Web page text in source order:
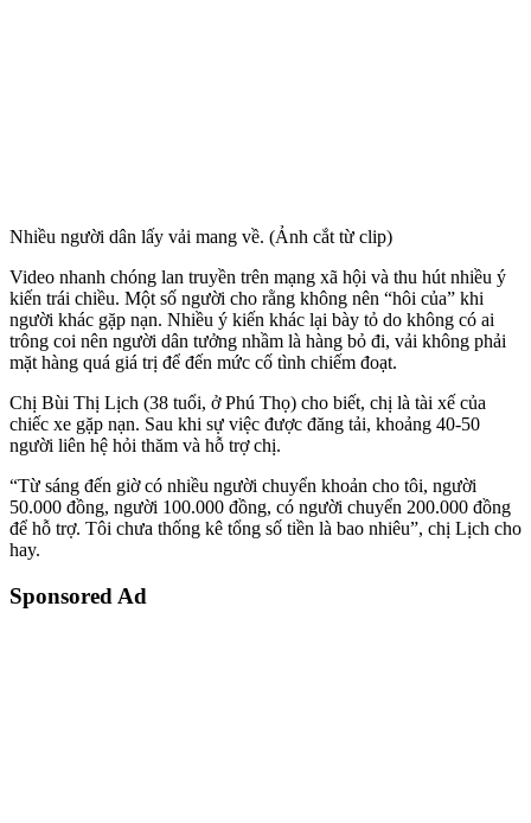
Nhiều người dân lấy vải mang về. (Ảnh cắt từ clip)
Video nhanh chóng lan truyền trên mạng xã hội và thu hút nhiều ý
kiến trái chiều. Một số người cho rằng không nên “hôi của” khi
người khác gặp nạn. Nhiều ý kiến khác lại bày tỏ do không có ai
trông coi nên người dân tưởng nhầm là hàng bỏ đi, vải không phải
mặt hàng quá giá trị để đến mức cố tình chiếm đoạt.
Chị Bùi Thị Lịch (38 tuổi, ở Phú Thọ) cho biết, chị là tài xế của
chiếc xe gặp nạn. Sau khi sự việc được đăng tải, khoảng 40-50
người liên hệ hỏi thăm và hỗ trợ chị.
“Từ sáng đến giờ có nhiều người chuyển khoản cho tôi, người
50.000 đồng, người 100.000 đồng, có người chuyển 200.000 đồng
để hỗ trợ. Tôi chưa thống kê tổng số tiền là bao nhiêu”, chị Lịch cho
hay.
Sponsored Ad